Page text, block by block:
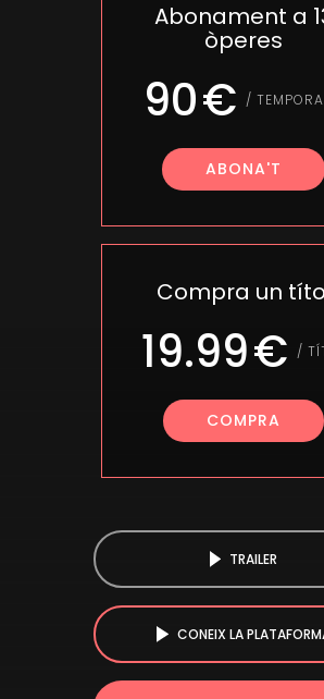
Abonament a
òperes
90 /
ABONA'T
Compra un
19.99 /
COMPRA
TRAILER
CONEIX LA